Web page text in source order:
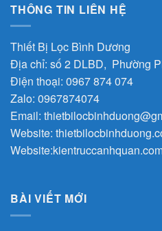
THÔNG TIN LIÊN HỆ
Thiết Bị Lọc Bình Dương
Địa chỉ: số 2 DLBD, Phường
Điện thoại: 0967 874 074
Zalo: 0967874074
Email:
Website:
Website:
BÀI VIẾT MỚI